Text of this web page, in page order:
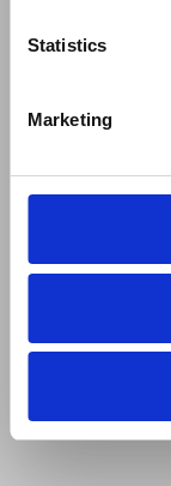
Statistics
Marketing